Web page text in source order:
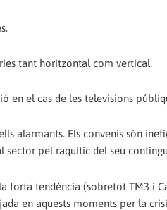
tant horitzontal com vertical.
en el cas de les televisions
alarmants. Els convenis són
sector pel raquític del seu
forta tendència (sobretot TM3 i
en aquests moments per la